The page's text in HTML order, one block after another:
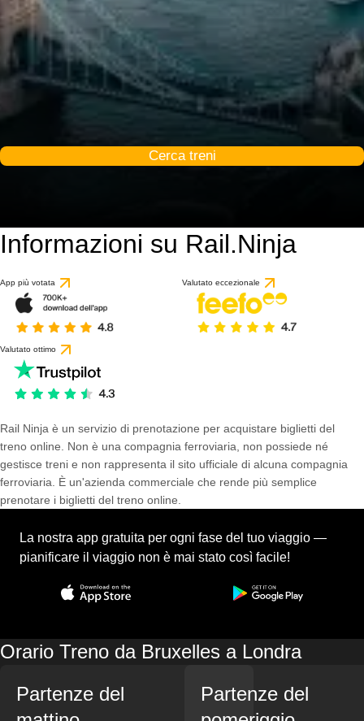
Cerca treni
Informazioni su Rail.Ninja
App più votata Valutato eccezionale
Valutato ottimo
Rail Ninja è un servizio di prenotazione per acquistare biglietti del
treno online. Non è una compagnia ferroviaria, non possiede né
gestisce treni e non rappresenta il sito ufficiale di alcuna compagnia
ferroviaria. È un'azienda commerciale che rende più semplice
prenotare i biglietti del treno online.
La nostra app gratuita per ogni fase del tuo viaggio —
pianificare il viaggio non è mai stato così facile!
Orario Treno da Bruxelles a Londra
Partenze del
Partenze del
9.1 / 10
basato su 1